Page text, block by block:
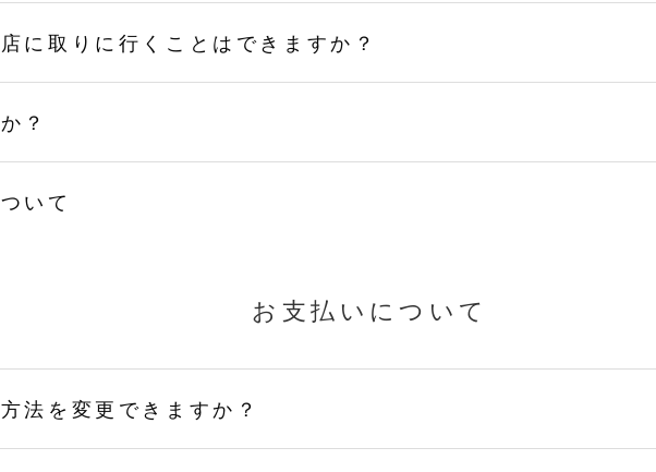
に取りに行くことはできますか？
？
いて
お支払いについて
法を変更できますか？